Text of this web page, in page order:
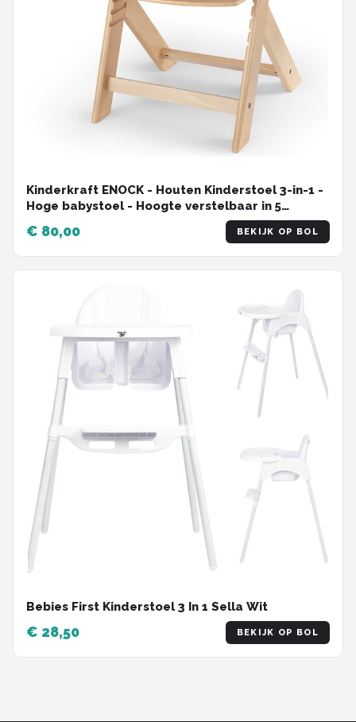
Kinderkraft ENOCK - Houten Kinderstoel 3-in-1 -
Hoge babystoel - Hoogte verstelbaar in 5
niveaus - 3-punts gordels, - Tot 10 jaar - Natuur
€ 80,00 BEKIJK OP BOL
Bebies First Kinderstoel 3 In 1 Sella Wit
€ 28,50 BEKIJK OP BOL